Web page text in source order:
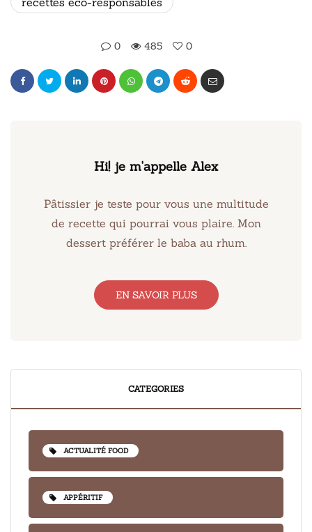
0 485 0
Hi! je m'appelle Alex
Pâtissier je teste pour vous une multitude
de recette qui pourrai vous plaire. Mon
dessert préférer le baba au rhum.
EN SAVOIR PLUS
CATEGORIES
ACTUALITÉ FOOD
APPÉRITIF